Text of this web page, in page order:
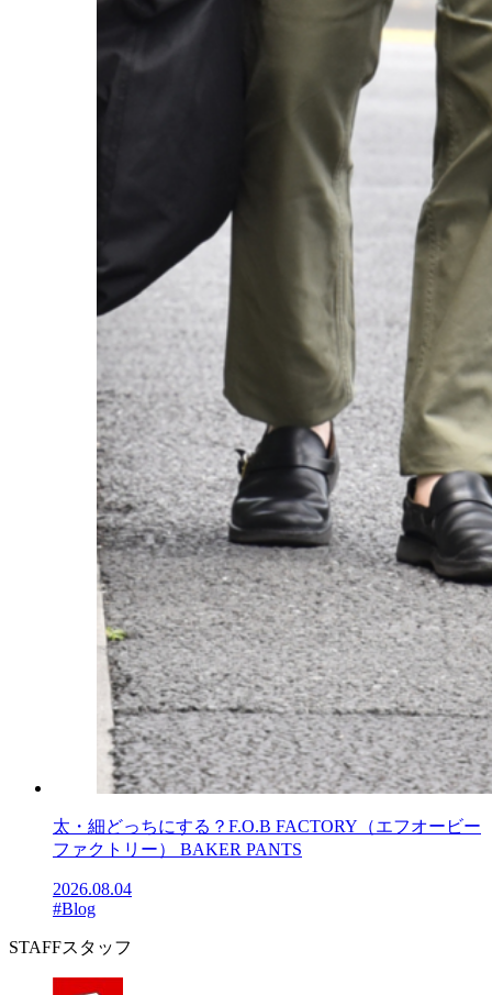
太・細どっちにする？F.O.B FACTORY（エフオービー
ファクトリー） BAKER PANTS
2026.08.04
#Blog
STAFFスタッフ